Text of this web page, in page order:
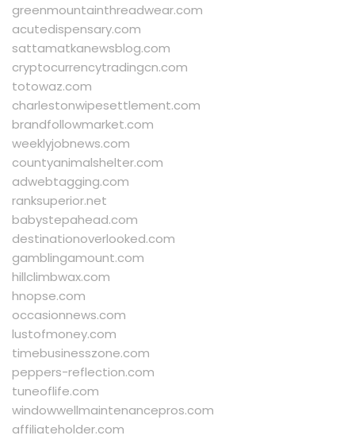
greenmountainthreadwear.com
acutedispensary.com
sattamatkanewsblog.com
cryptocurrencytradingcn.com
totowaz.com
charlestonwipesettlement.com
brandfollowmarket.com
weeklyjobnews.com
countyanimalshelter.com
adwebtagging.com
ranksuperior.net
babystepahead.com
destinationoverlooked.com
gamblingamount.com
hillclimbwax.com
hnopse.com
occasionnews.com
lustofmoney.com
timebusinesszone.com
peppers-reflection.com
tuneoflife.com
windowwellmaintenancepros.com
affiliateholder.com